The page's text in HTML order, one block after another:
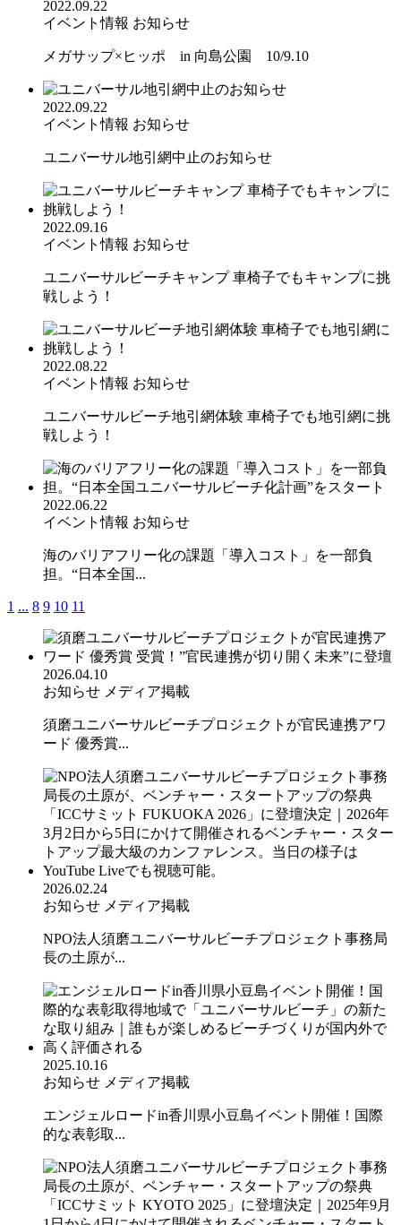
2022.09.22
イベント情報 お知らせ
メガサップ×ヒッポ in 向島公園 10/9.10
2022.09.22
イベント情報 お知らせ
ユニバーサル地引網中止のお知らせ
2022.09.16
イベント情報 お知らせ
ユニバーサルビーチキャンプ 車椅子でもキャンプに挑
戦しよう！
2022.08.22
イベント情報 お知らせ
ユニバーサルビーチ地引網体験 車椅子でも地引網に挑
戦しよう！
2022.06.22
イベント情報 お知らせ
海のバリアフリー化の課題「導入コスト」を一部負
担。“日本全国...
1 ... 8 9 10 11
2026.04.10
お知らせ メディア掲載
須磨ユニバーサルビーチプロジェクトが官民連携アワ
ード 優秀賞...
2026.02.24
お知らせ メディア掲載
NPO法人須磨ユニバーサルビーチプロジェクト事務局
長の土原が...
2025.10.16
お知らせ メディア掲載
エンジェルロードin香川県小豆島イベント開催！国際
的な表彰取...